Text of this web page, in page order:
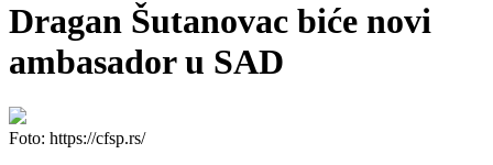
Dragan Šutanovac biće novi
ambasador u SAD
Foto: https://cfsp.rs/